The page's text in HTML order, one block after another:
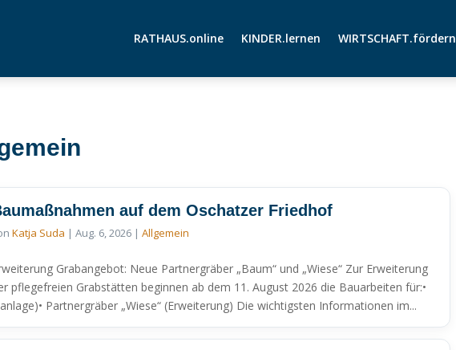
RATHAUS.online KINDER.lernen WIRTSCHAFT.fördern
auf dem Oschatzer Friedhof
Katja Suda |Aug. 6, 2026 |Allgemein
Grabangebot: Neue Partnergräber „Baum“ und „Wiese“ Zur Erweiterung
pflegefreien Grabstätten beginnen ab dem 11. August 2026 die Bauarbeiten für:•
Partnergräber „Wiese“ (Erweiterung) Die wichtigsten Informationen im...